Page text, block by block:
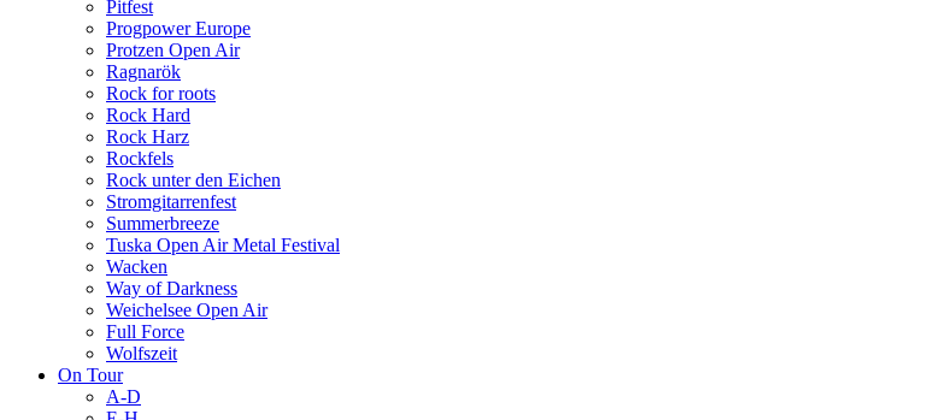
Pitfest
Progpower Europe
Protzen Open Air
Ragnarök
Rock for roots
Rock Hard
Rock Harz
Rockfels
Rock unter den Eichen
Stromgitarrenfest
Summerbreeze
Tuska Open Air Metal Festival
Wacken
Way of Darkness
Weichelsee Open Air
Full Force
Wolfszeit
On Tour
A-D